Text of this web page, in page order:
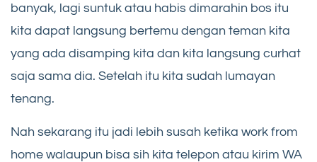
banyak, lagi suntuk atau habis dimarahin bos itu
kita dapat langsung bertemu dengan teman kita
yang ada disamping kita dan kita langsung curhat
saja sama dia. Setelah itu kita sudah lumayan
tenang.
Nah sekarang itu jadi lebih susah ketika work from
home walaupun bisa sih kita telepon atau kirim WA